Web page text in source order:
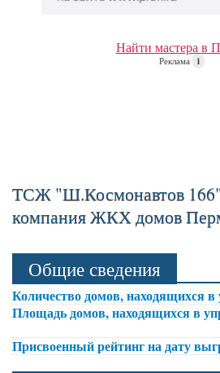
Найти мастера в
Реклама i
ТСЖ "Ш.Космонавтов
компания ЖКХ домов
Общие сведения
Количество домов, находящихся в
Площадь домов, находящихся в
Присвоенный рейтинг на дату